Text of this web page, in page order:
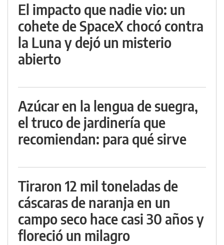
El impacto que nadie vio: un
cohete de SpaceX chocó contra
la Luna y dejó un misterio
abierto
Azúcar en la lengua de suegra,
el truco de jardinería que
recomiendan: para qué sirve
Tiraron 12 mil toneladas de
cáscaras de naranja en un
campo seco hace casi 30 años y
floreció un milagro